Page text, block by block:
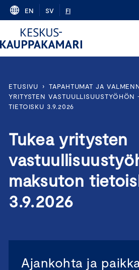
Skip
content
EN SV FI
ETUSIVU › TAPAHTUMAT JA
YRITYSTEN VASTUULLISUUSTYÖHÖN
TIETOISKU 3.9.2026
Tukea yritysten
maksuton
3.9.2026
Ajankohta ja paikka